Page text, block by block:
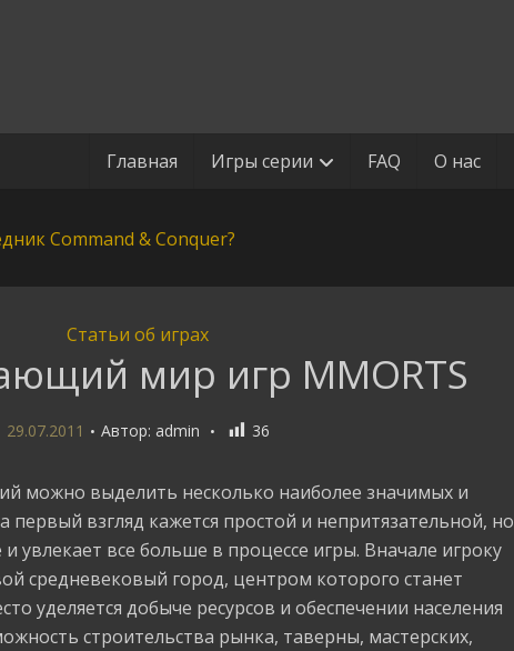
Главная Игры серии FAQ О нас
Статьи об играх
мир игр MMORTS
29.07.2011 Автор: admin 36
можно выделить несколько наиболее значимых и
первый взгляд кажется простой и непритязательной, но
увлекает все больше в процессе игры. Вначале игроку
средневековый город, центром которого станет
уделяется добыче ресурсов и обеспечении населения
строительства рынка, таверны, мастерских,